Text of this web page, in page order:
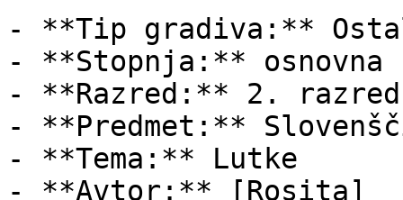
- **Tip gradiva:**
- **Stopnja:** osnovna
- **Razred:** 2. razred
- **Predmet:**
- **Tema:** Lutke
- **Avtor:** [Rosita]